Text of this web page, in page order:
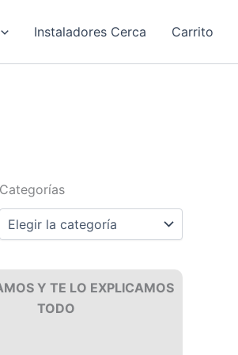
Instaladores Cerca Carrito
Categorías
Categorías
Y TE LO EXPLICAMOS
TODO